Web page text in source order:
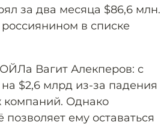
за два месяца $86,6 млн.
в списке
Вагит Алекперов: с
$2,6 млрд из-за падения
Однако
ему оставаться